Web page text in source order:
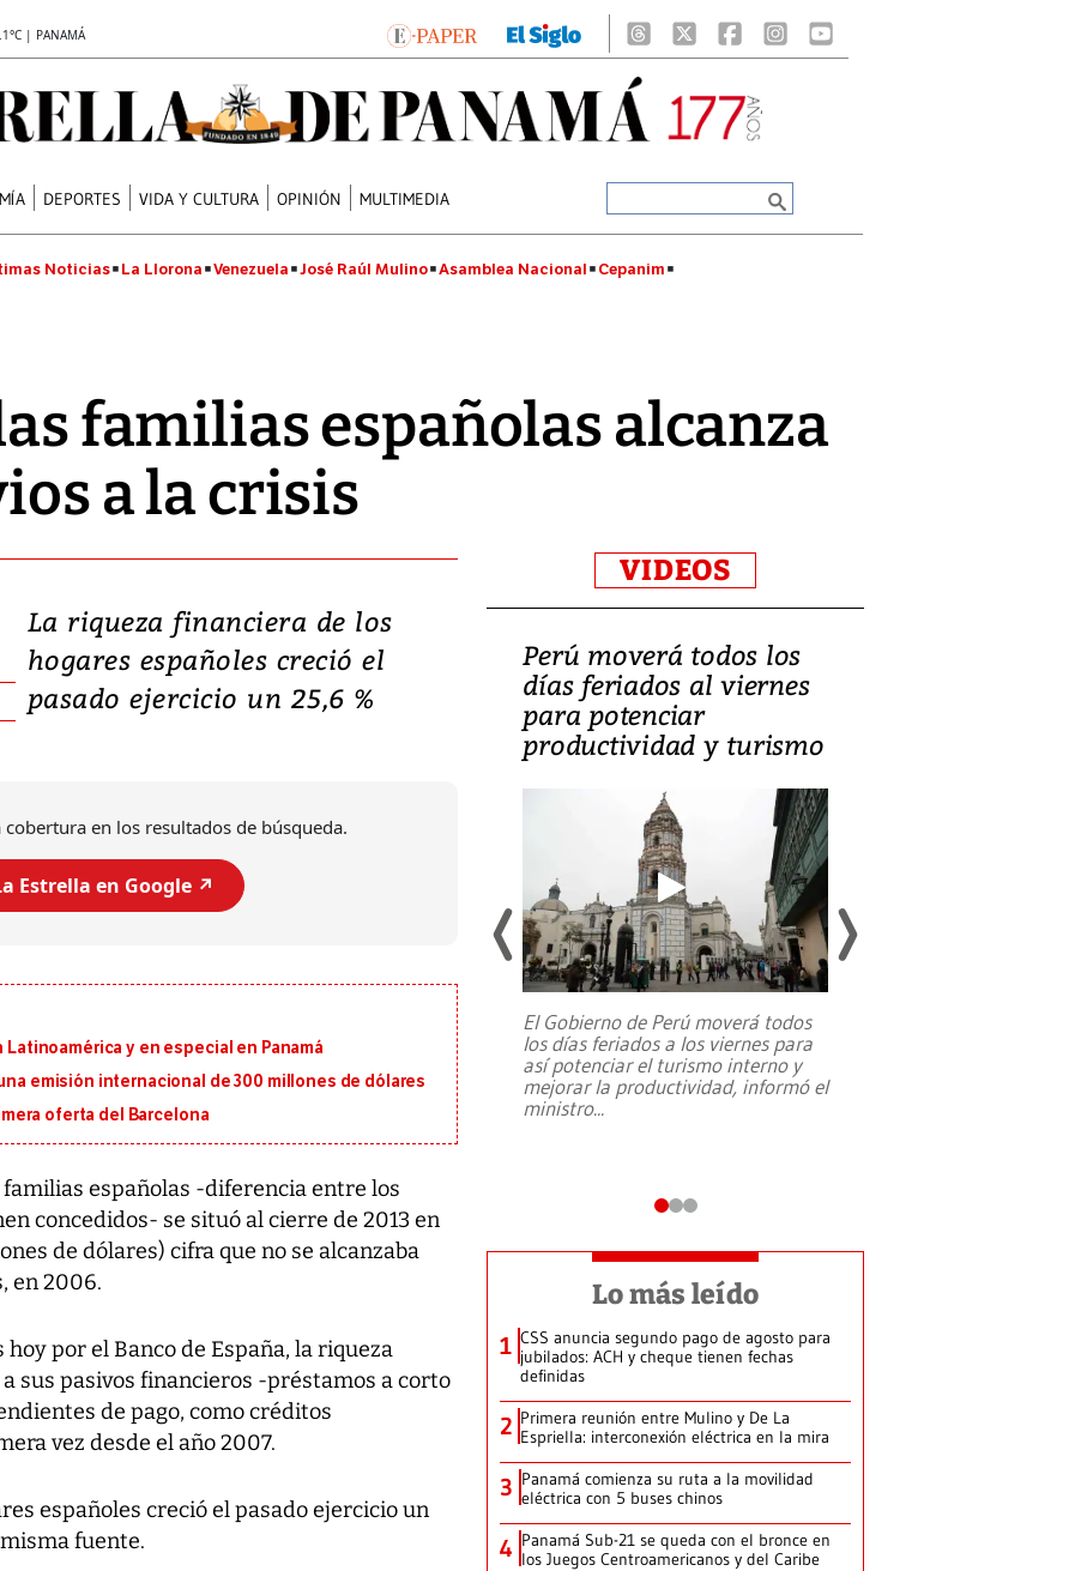
| PANAMÁ
DEPORTES VIDA Y CULTURA OPINIÓN MULTIMEDIA
Noticias La Llorona Venezuela José Raúl Mulino Asamblea Nacional Cepanim
familias españolas alcanza
a la crisis
La riqueza financiera de los
hogares españoles creció el
pasado ejercicio un 25,6 %
en los resultados de búsqueda.
Estrella en Google ↗️
y en especial en Panamá
emisión internacional de 300 millones de dólares
oferta del Barcelona
españolas -diferencia entre los
concedidos- se situó al cierre de 2013 en
de dólares) cifra que no se alcanzaba
en 2006.
por el Banco de España, la riqueza
sus pasivos financieros -préstamos a corto
de pago, como créditos
vez desde el año 2007.
españoles creció el pasado ejercicio un
fuente.
VIDEOS
Video: Lula lanza su
candidatura con
promesas de inversión
Entre recuerdos y escuetas
referencias hacia sus adversarios, el
presidente de Brasil, Luiz Inácio Lula
da Silva, oficializó este domingo su
candidatura...
Perú moverá todos los
días feriados al viernes
para potenciar
productividad y turismo
El Gobierno de Perú moverá todos
los días feriados a los viernes para
así potenciar el turismo interno y
mejorar la productividad, informó el
ministro...
Lo más leído
1 CSS anuncia segundo pago de agosto para
jubilados: ACH y cheque tienen fechas
definidas
2 Primera reunión entre Mulino y De La
Espriella: interconexión eléctrica en la mira
3 Panamá comienza su ruta a la movilidad
eléctrica con 5 buses chinos
4 Panamá Sub-21 se queda con el bronce en
los Juegos Centroamericanos y del Caribe